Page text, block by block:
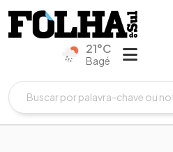
21°C
Bagé